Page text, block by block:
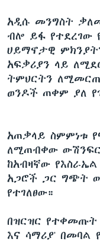
አዲሱ መንግስት
ብሎ ይፋ የተደረገው
ሀይማኖታዊ
አፍቃሪያን ላይ
ትምህርትን
ወንዶች ጠቀም ያለ
አጠቃላይ ስምምነቱ
ለሚጠብቀው ውሽንፍር
ከአብዛኛው
አጋሮች ጋር ግጭት
የተገለፀው።
በዝርዝር
እና ሳማሪያ' በመባል